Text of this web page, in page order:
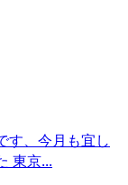
す、今月も宜し
東京...